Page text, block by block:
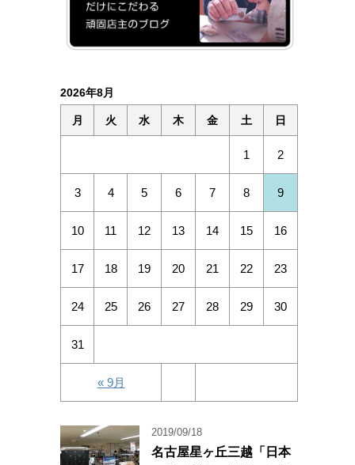
2026年8月
月 火 水 木 金 土 日
« 9月
1 2
3 4 5 6 7 8 9
10 11 12 13 14 15 16
17 18 19 20 21 22 23
24 25 26 27 28 29 30
31
2019/09/18
名古屋星ヶ丘三越「日本